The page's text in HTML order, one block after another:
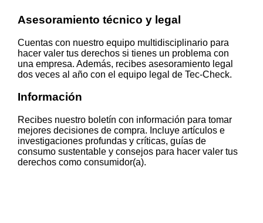
Asesoramiento técnico y legal
Cuentas con nuestro equipo multidisciplinario para
hacer valer tus derechos si tienes un problema con
una empresa. Además, recibes asesoramiento legal
dos veces al año con el equipo legal de Tec-Check.
Información
Recibes nuestro boletín con información para tomar
mejores decisiones de compra. Incluye artículos e
investigaciones profundas y críticas, guías de
consumo sustentable y consejos para hacer valer tus
derechos como consumidor(a).